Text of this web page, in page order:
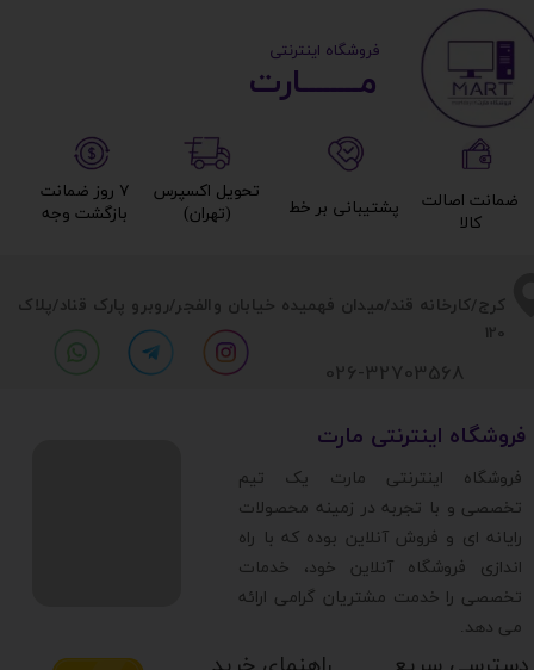
​​کرج/کارخانه قند/میدان فهمیده خیابان والفجر/روبرو پارک قناد/پلاک
120
​فروشگاه اینترنتی مارت
​فروشگاه اینترنتی مارت یک تیم
تخصصی و با تجربه در زمینه محصولات
رایانه ای و فروش آنلاین بوده که با راه
اندازی فروشگاه آنلاین خود، خدمات
تخصصی را خدمت مشتریان گرامی ارائه
می دهد.
026-32703568
مــــــــارت​​​​​​
​ ​فروشگاه اینترنتی
۷ روز ضمانت
بازگشت وجه​​​​​​​
تحویل اکسپرس
(تهران)​​​​​​​
پشتیبانی بر خط​​​​​​​
ضمانت اصالت
کالا​​​​​​​